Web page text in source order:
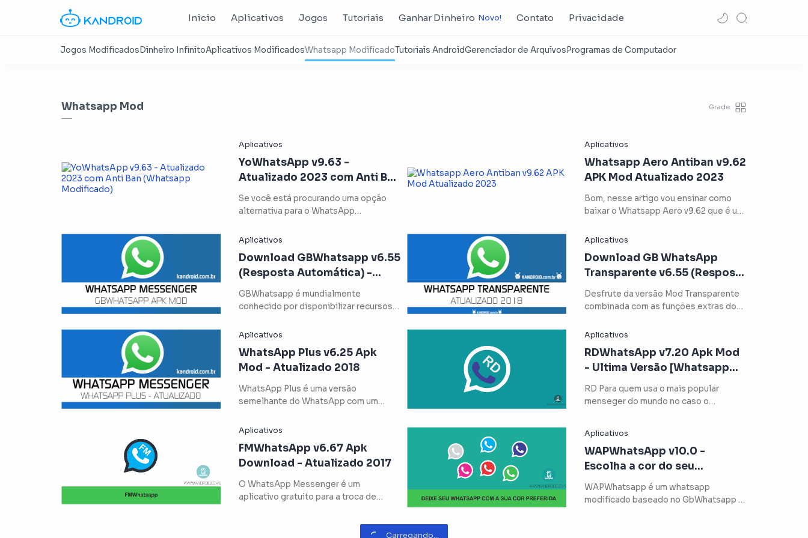
Inicio Aplicativos Jogos Tutoriais Ganhar Dinheiro Contato Privacidade
Whatsapp Mod
YoWhatsApp v9.63 -
Atualizado 2023 com Anti Ban
(Whatsapp Modificado)
Se você está procurando uma opção
alternativa para o WhatsApp
p…
Whatsapp Aero Antiban v9.62
APK Mod Atualizado 2023
Bom, nesse artigo vou ensinar como
baixar o Whatsapp Aero v9.62 que é um
Download GBWhatsapp v6.55
(Resposta Automática) -
Atualizado 2018
GBWhatsapp é mundialmente
conhecido por disponibilizar recursos
Download GB WhatsApp
Transparente v6.55 (Resposta
Automática) - Apk Atualizado
2018
Desfrute da versão Mod Transparente
combinada com as funções extras do
WhatsApp Plus v6.25 Apk
Mod - Atualizado 2018
WhatsApp Plus é uma versão
semelhante do WhatsApp com um
…
RDWhatsApp v7.20 Apk Mod
- Ultima Versão [Whatsapp
Plus]
RD Para quem usa o mais popular
menseger do mundo no caso o
FMWhatsApp v6.67 Apk
Download - Atualizado 2017
O WhatsApp Messenger é um
aplicativo gratuito para a troca de
WAPWhatsApp v10.0 -
Escolha a cor do seu
whatsapp
WAPWhatsapp é um whatsapp
modificado baseado no GbWhatsapp ,